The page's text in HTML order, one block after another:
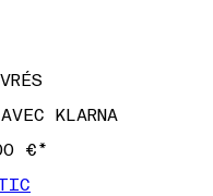
KLARNA
€*